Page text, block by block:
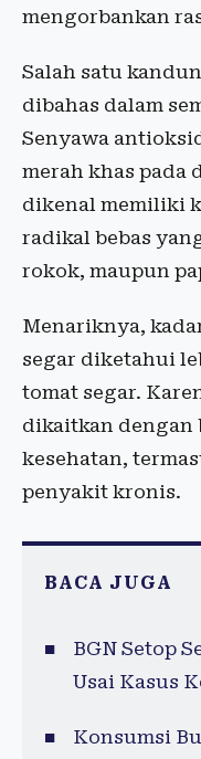
mengorbankan
Salah satu
dibahas dalam
Senyawa
merah khas pada
dikenal memiliki
radikal bebas
rokok, maupun
Menariknya,
segar diketahui
tomat segar.
dikaitkan dengan
kesehatan,
penyakit kronis.
BACA JUGA
BGN Setop
Usai Kasus
Konsumsi